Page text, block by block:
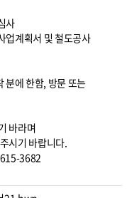
사
업계획서 및 철도공사
에 한함, 방문 또는
바라며
시기 바랍니다.
3682